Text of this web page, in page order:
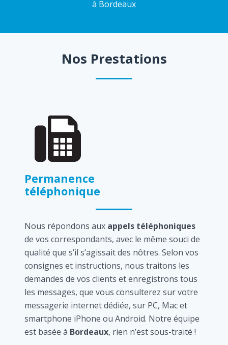
à Bordeaux
Nos Prestations
Permanence
téléphonique
Nous répondons aux appels téléphoniques
de vos correspondants, avec le même souci de
qualité que s’il s’agissait des nôtres. Selon vos
consignes et instructions, nous traitons les
demandes de vos clients et enregistrons tous
les messages, que vous consulterez sur votre
messagerie internet dédiée, sur PC, Mac et
smartphone iPhone ou Android. Notre équipe
est basée à Bordeaux, rien n’est sous-traité !